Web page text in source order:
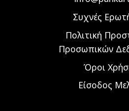
Συχνές
Πολιτική
Προσωπικών
Όροι
Είσοδος